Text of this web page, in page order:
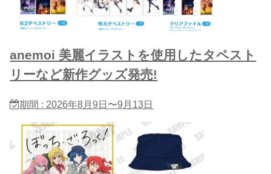
anemoi 美麗イラストを使用したタペスト
リーなど新作グッズ発売!
期間 : 2026年8月9日〜9月13日